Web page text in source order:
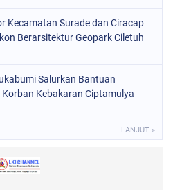
Kecamatan Surade dan Ciracap
Berarsitektur Geopark Ciletuh
Salurkan Bantuan
Kebakaran Ciptamulya
LANJUT »